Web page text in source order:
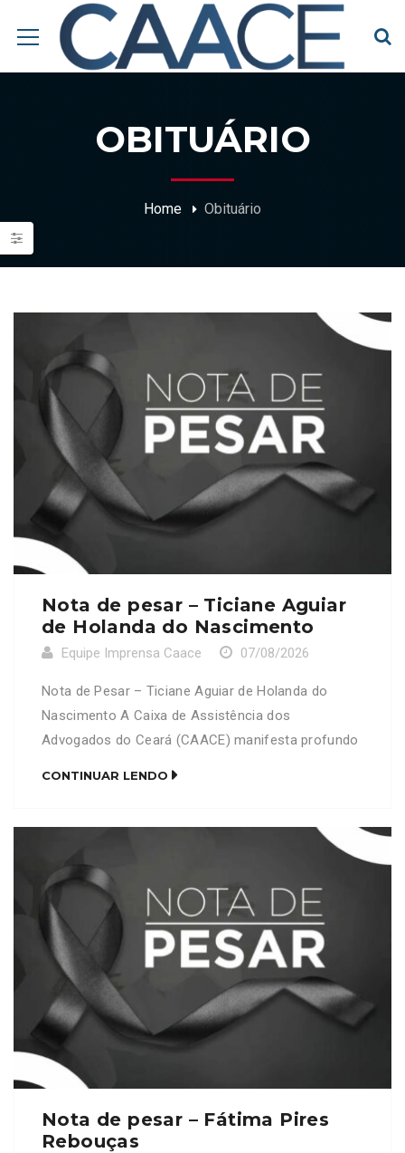
OBITUÁRIO
Home Obituário
Nota de pesar – Ticiane Aguiar
de Holanda do Nascimento
Equipe Imprensa Caace 07/08/2026
Nota de Pesar – Ticiane Aguiar de Holanda do
Nascimento A Caixa de Assistência dos
Advogados do Ceará (CAACE) manifesta profundo
(OAB/CE 28278). Neste momento de imensa dor e
tristeza, a CAACE se solidariza […]
CONTINUAR LENDO
Nota de pesar – Fátima Pires
Rebouças